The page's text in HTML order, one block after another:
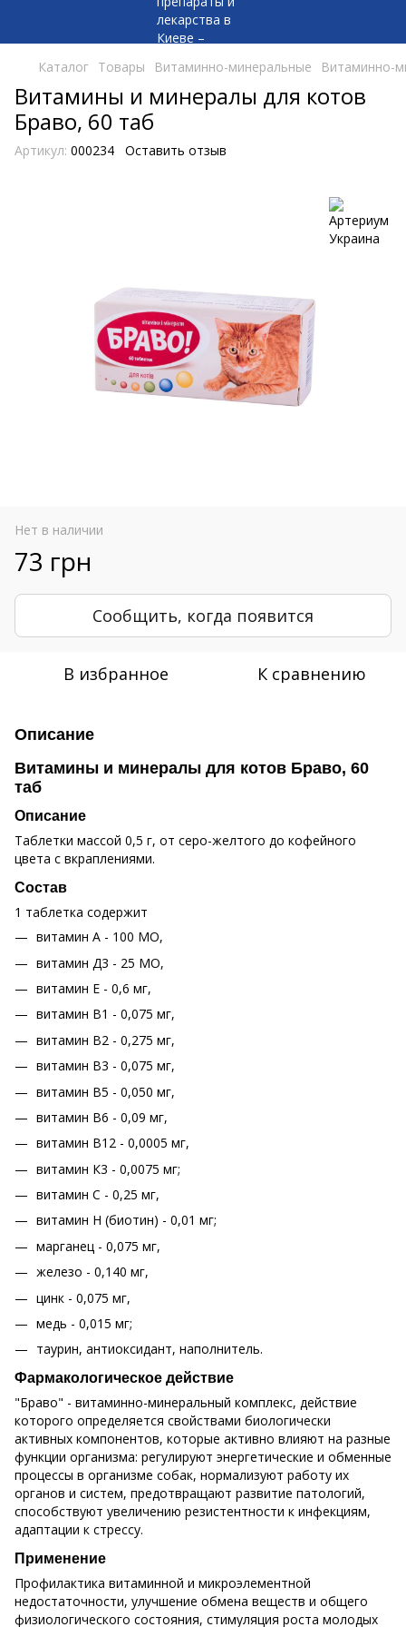
Каталог Товары Витаминно-минеральные Витаминно-
Витамины и минералы для котов
Браво, 60 таб
Артикул: 000234 Оставить отзыв
Нет в наличии
73 грн
Сообщить, когда появится
В избранное К сравнению
Описание
Витамины и минералы для котов Браво, 60
таб
Описание
Таблетки массой 0,5 г, от серо-желтого до кофейного
цвета с вкраплениями.
Состав
1 таблетка содержит
витамин А - 100 МО,
витамин Д3 - 25 МО,
витамин Е - 0,6 мг,
витамин В1 - 0,075 мг,
витамин В2 - 0,275 мг,
витамин В3 - 0,075 мг,
витамин В5 - 0,050 мг,
витамин В6 - 0,09 мг,
витамин В12 - 0,0005 мг,
витамин К3 - 0,0075 мг;
витамин С - 0,25 мг,
витамин Н (биотин) - 0,01 мг;
марганец - 0,075 мг,
железо - 0,140 мг,
цинк - 0,075 мг,
медь - 0,015 мг;
таурин, антиоксидант, наполнитель.
Фармакологическое действие
"Браво" - витаминно-минеральный комплекс, действие
которого определяется свойствами биологически
активных компонентов, которые активно влияют на разные
функции организма: регулируют энергетические и обменные
процессы в организме собак, нормализуют работу их
органов и систем, предотвращают развитие патологий,
способствуют увеличению резистентности к инфекциям,
адаптации к стрессу.
Применение
Профилактика витаминной и микроэлементной
недостаточности, улучшение обмена веществ и общего
физиологического состояния, стимуляция роста молодых